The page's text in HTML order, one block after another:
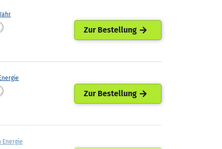
Zur Bestellung
Zur Bestellung
Energie